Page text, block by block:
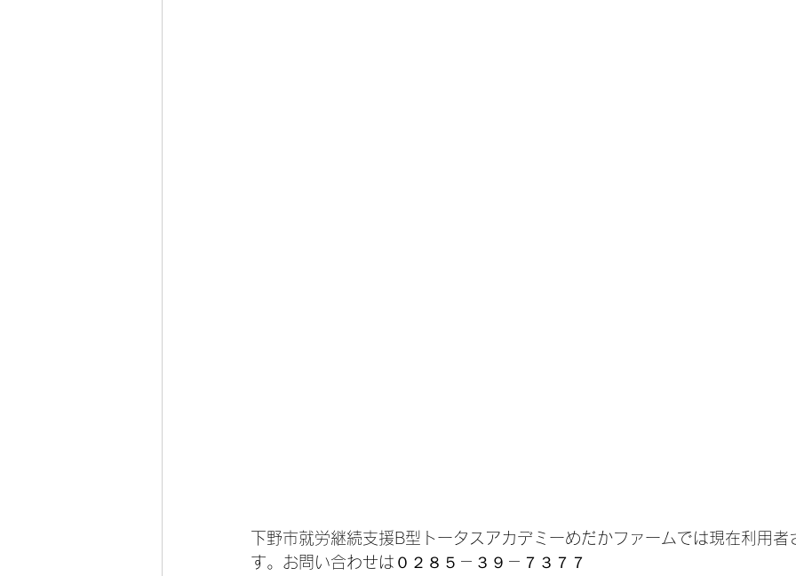
下野市就労継続支援B型トータスアカデミーめだかファームでは現在利用者
す。お問い合わせは０２８５－３９－７３７７